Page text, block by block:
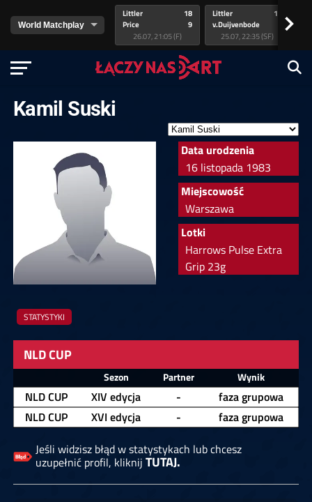
Littler
Price
18
9
26.07, 21:05 (F)
Littler
v.Duijvenbode
17
25.07, 22:35 (SF)
>
Kamil Suski
Data urodzenia
16 listopada 1983
Miejscowość
Warszawa
Lotki
Harrows Pulse Extra
Grip 23g
STATYSTYKI
NLD CUP
Sezon Partner Wynik
NLD CUP XIV edycja -
faza grupowa
NLD CUP
XVI edycja -
faza grupowa
Jeśli widzisz błąd w statystykach lub chcesz
uzupełnić profil, kliknijTUTAJ.